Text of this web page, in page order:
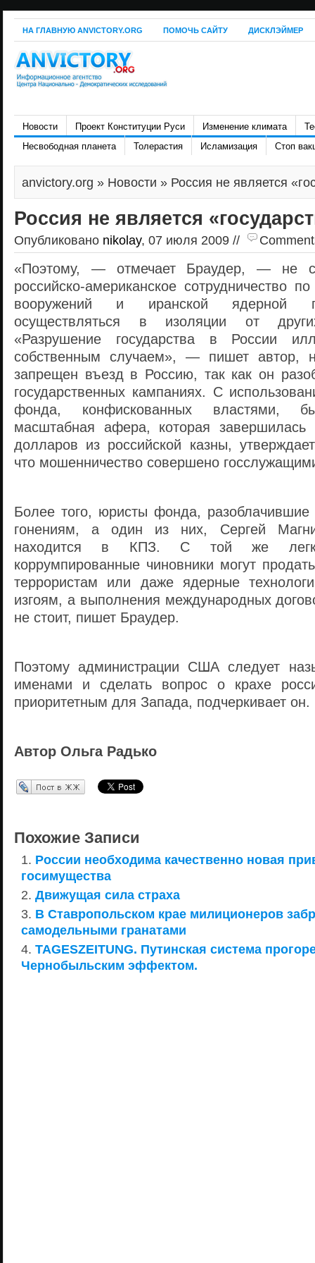
НА ГЛАВНУЮ ANVICTORY.ORG ПОМОЧЬ САЙТУ ДИСКЛЭЙМЕР
Новости Проект Конституции Руси Изменение климата
Несвободная планета
Толерастия Исламизация Стоп
anvictory.org » Новости » Россия не является
Россия не является
Опубликовано nikolay, 07 июля 2009 //
«Поэтому, — отмечает Браудер, — не
российско-американское сотрудничество
вооружений и иранской ядерной
осуществляться в изоляции от
«Разрушение государства в России
собственным случаем», — пишет автор,
запрещен въезд в Россию, так как он
государственных кампаниях. С
фонда, конфискованных властями,
масштабная афера, которая
долларов из российской казны,
что мошенничество совершено
Более того, юристы фонда, разоблачившие
гонениям, а один из них, Сергей
находится в КПЗ. С той же
коррумпированные чиновники могут
террористам или даже ядерные
изгоям, а выполнения международных
не стоит, пишет Браудер.
Поэтому администрации США следует
именами и сделать вопрос о крахе
приоритетным для Запада, подчеркивает он.
Автор Ольга Радько
Перепост в ЖЖ
Похожие Записи
России необходима качественно новая
госимущества
Движущая сила страха
В Ставропольском крае милиционеров
самодельными гранатами
TAGESZEITUNG. Путинская система
Чернобыльским эффектом.